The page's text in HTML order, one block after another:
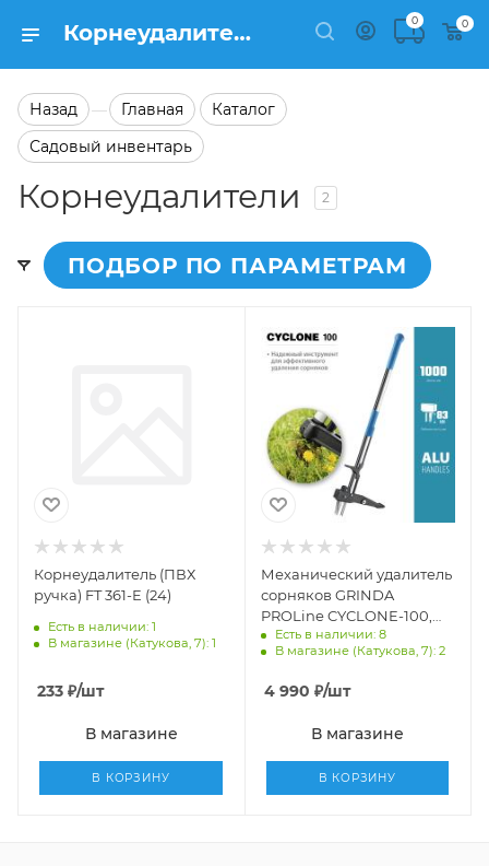
Корнеудалители на сайте Semfart.ru 0
0
Назад — Главная
Каталог
Садовый инвентарь
Корнеудалители 2
ПОДБОР ПО ПАРАМЕТРАМ
Корнеудалитель (ПВХ
ручка) FT 361-E (24)
Есть в наличии: 1
В магазине (Катукова, 7): 1
233 ₽/шт
В магазине
В КОРЗИНУ
Механический удалитель
сорняков GRINDA
PROLine CYCLONE-100,
длина 1000 мм,
алюминиевый корпус,
покрытие
Есть в наличии: 8
В магазине (Катукова, 7): 2
4 990 ₽/шт
В магазине
В КОРЗИНУ